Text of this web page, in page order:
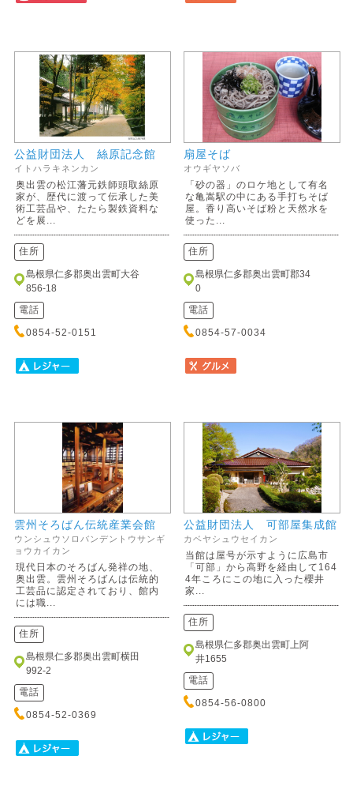
公益財団法人 絲原記念館
イトハラキネンカン
奥出雲の松江藩元鉄師頭取絲原
家が、歴代に渡って伝承した美
術工芸品や、たたら製鉄資料な
どを展...
住所
島根県仁多郡奥出雲町大谷
856-18
電話
0854-52-0151
扇屋そば
オウギヤソバ
「砂の器」のロケ地として有名
な亀嵩駅の中にある手打ちそば
屋。香り高いそば粉と天然水を
使った...
住所
島根県仁多郡奥出雲町郡34
0
電話
0854-57-0034
雲州そろばん伝統産業会館
ウンシュウソロバンデントウサンギ
ョウカイカン
現代日本のそろばん発祥の地、
奥出雲。雲州そろばんは伝統的
工芸品に認定されており、館内
には職...
住所
島根県仁多郡奥出雲町横田
992-2
電話
0854-52-0369
公益財団法人 可部屋集成館
カベヤシュウセイカン
当館は屋号が示すように広島市
「可部」から高野を経由して164
4年ころにこの地に入った櫻井
家...
住所
島根県仁多郡奥出雲町上阿
井1655
電話
0854-56-0800